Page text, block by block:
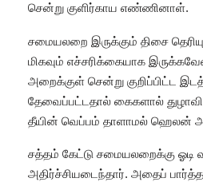
சென்று குளிர்காய எண்ணினாள்.
சமையலறை இருக்கும் திசை
மிகவும் எச்சரிக்கையாக
அறைக்குள் சென்று குறிப்பிட்ட
தேவைப்பட்டதால் கைகளால்
தீயின் வெப்பம் தாளாமல் ஹெலன்
சத்தம் கேட்டு சமையலறைக்கு ஓடி
அதிர்ச்சியடைந்தார். அதைப்